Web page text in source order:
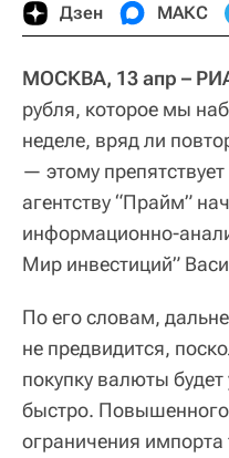
Дзен МАКС
МОСКВА, 13 апр –
рубля, которое мы
неделе, вряд ли
— этому
агентству “Прайм”
информационно-
Мир инвестиций”
По его словам,
не предвидится,
покупку валюты
быстро.
ограничения импорта